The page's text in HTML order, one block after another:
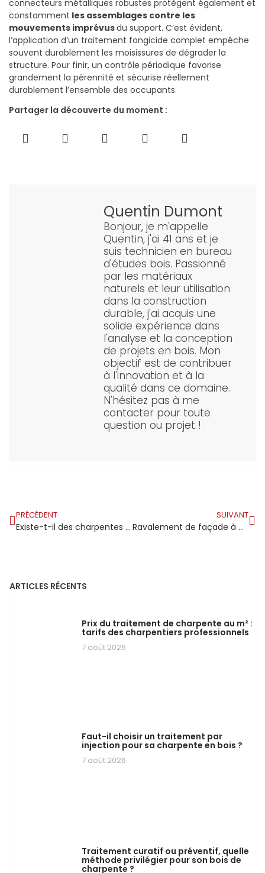
connecteurs métalliques robustes protègent également et
constamment les assemblages contre les
mouvements imprévusdu support. C’est évident,
l’application d’un traitement fongicide complet empêche
souvent durablement les moisissures de dégrader la
structure. Pour finir, un contrôle périodique favorise
grandement la pérennité et sécurise réellement
durablement l’ensemble des occupants.
Partager la découverte du moment :
Quentin Dumont
Bonjour, je m'appelle
Quentin, j'ai 41 ans et je
suis technicien en bureau
d'études bois. Passionné
par les matériaux
naturels et leur utilisation
dans la construction
durable, j'ai acquis une
solide expérience dans
l'analyse et la conception
de projets en bois. Mon
objectif est de contribuer
à l'innovation et à la
qualité dans ce domaine.
N'hésitez pas à me
contacter pour toute
question ou projet !
PRÉCÉDENT
Existe-t-il des charpentes solides sans aucune pièce métallique ?
SUIVANT
Ravalement de façade à Annet-sur-Marne : dans ce bourg de Seine-et-Marne l’entretien du bâti est une affaire de propriétaires sérieux
ARTICLES RÉCENTS
Prix du traitement de charpente au m² :
tarifs des charpentiers professionnels
7 août 2026
Faut-il choisir un traitement par
injection pour sa charpente en bois ?
7 août 2026
Traitement curatif ou préventif, quelle
méthode privilégier pour son bois de
charpente ?